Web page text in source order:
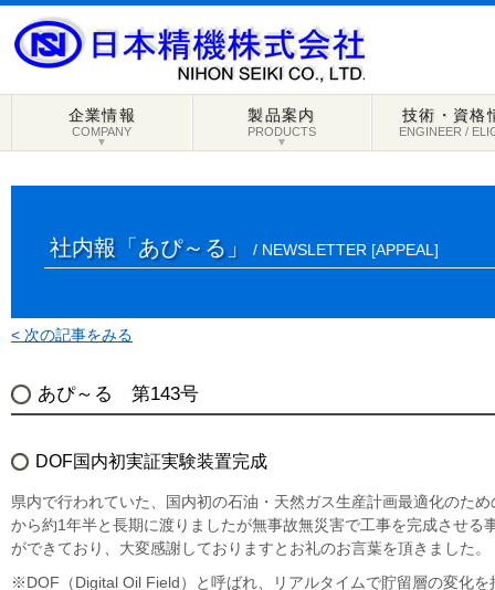
▼
企業情報
COMPANY
▼
製品案内
PRODUCTS
技術・資格
ENGINEER /
社内報「あぴ～る」 / NEWSLETTER [APPEAL]
< 次の記事をみる
あぴ～る 第143号
DOF国内初実証実験装置完成
県内で行われていた、国内初の石油・天然ガス生産計画最適化のた
から約1年半と長期に渡りましたが無事故無災害で工事を完成させる
ができており、大変感謝しておりますとお礼のお言葉を頂きました。
※DOF（Digital Oil Field）と呼ばれ、リアルタイムで貯留層の変化